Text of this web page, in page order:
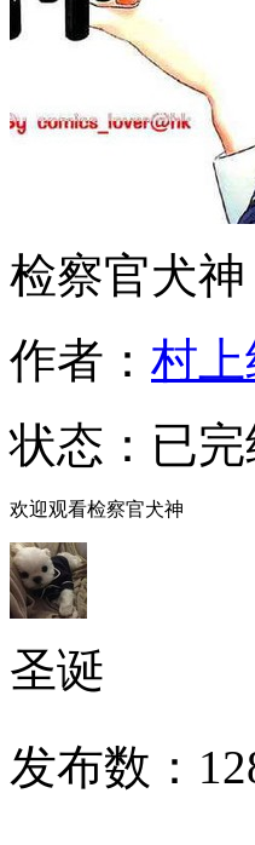
检察官犬神
作者： 村
状态： 已
欢迎观看检察官犬神
圣诞
发布数：